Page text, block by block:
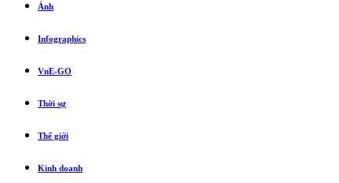
Ảnh
Infographics
VnE-GO
Thời sự
Thế giới
Kinh doanh